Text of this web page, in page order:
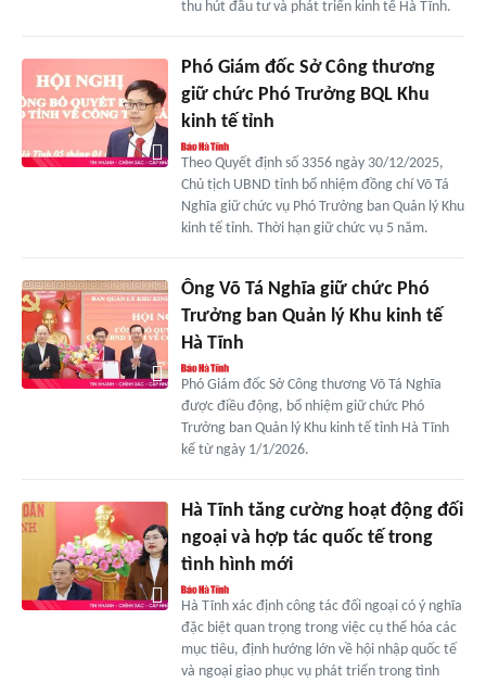
thu hút đầu tư và phát triển kinh tế Hà Tĩnh.
Phó Giám đốc Sở Công thương
giữ chức Phó Trưởng BQL Khu
kinh tế tỉnh
Theo Quyết định số 3356 ngày 30/12/2025,
Chủ tịch UBND tỉnh bổ nhiệm đồng chí Võ Tá
Nghĩa giữ chức vụ Phó Trưởng ban Quản lý Khu
kinh tế tỉnh. Thời hạn giữ chức vụ 5 năm.
Ông Võ Tá Nghĩa giữ chức Phó
Trưởng ban Quản lý Khu kinh tế
Hà Tĩnh
Phó Giám đốc Sở Công thương Võ Tá Nghĩa
được điều động, bổ nhiệm giữ chức Phó
Trưởng ban Quản lý Khu kinh tế tỉnh Hà Tĩnh
kể từ ngày 1/1/2026.
Hà Tĩnh tăng cường hoạt động đối
ngoại và hợp tác quốc tế trong
tình hình mới
Hà Tĩnh xác định công tác đối ngoại có ý nghĩa
đặc biệt quan trọng trong việc cụ thể hóa các
mục tiêu, định hướng lớn về hội nhập quốc tế
và ngoại giao phục vụ phát triển trong tình